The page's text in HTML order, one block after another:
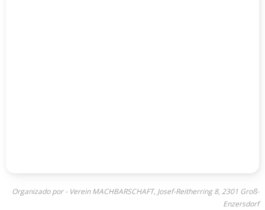
Organizado por - Verein MACHBARSCHAFT, Josef-Reitherring 8, 2301 Groß-
Enzersdorf